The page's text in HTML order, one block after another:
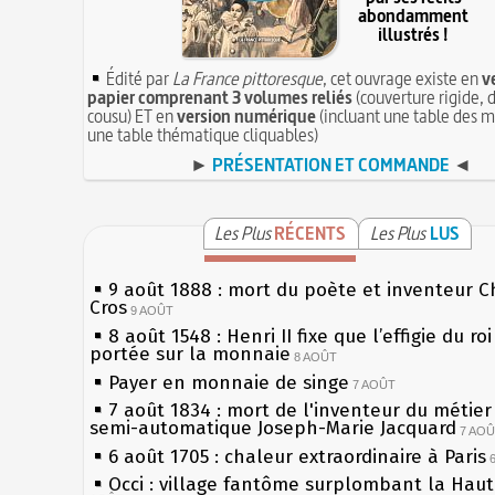
abondamment
illustrés !
Édité parLa France pittoresque, cet ouvrage existe en
papier comprenant 3 volumes reliés(couverture rigide,
cousu) ET enversion numérique(incluant une table des
une table thématique cliquables)
► PRÉSENTATION ET COMMANDE ◄
Les PlusRÉCENTS Les Plus LUS
9 août 1888 : mort du poète et inventeur
Cros 9 AOÛT
8 août 1548 : Henri II fixe que l’effigie du
portée sur la monnaie 8 AOÛT
Payer en monnaie de singe 7 AOÛT
7 août 1834 : mort de l'inventeur du
semi-automatique Joseph-Marie Jacquard 7
6 août 1705 : chaleur extraordinaire à Paris
Occi : village fantôme surplombant la